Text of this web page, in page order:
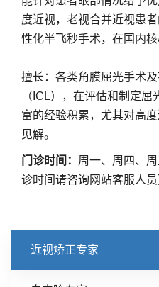
近视矫正专家
度近视，老视合并近视患
性化半飞秒手术，在国内核
擅长：各类角膜屈光手术
（ICL），在评估和制定
富的经验积累，尤其对高
见解。
门诊时间： 周一、周四、
诊时间请咨询网站客服人员